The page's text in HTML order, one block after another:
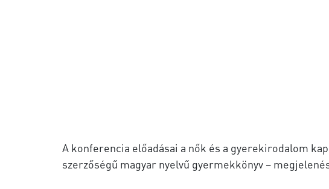
A konferencia előadásai a nők és a gyerekirodalom
szerzőségű magyar nyelvű gyermekkönyv –